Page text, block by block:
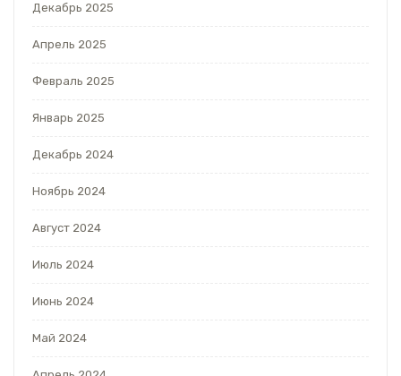
Декабрь 2025
Апрель 2025
Февраль 2025
Январь 2025
Декабрь 2024
Ноябрь 2024
Август 2024
Июль 2024
Июнь 2024
Май 2024